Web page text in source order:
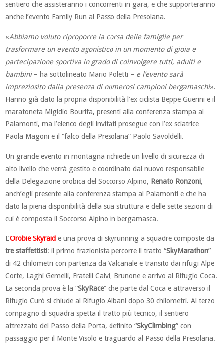
sentiero che assisteranno i concorrenti in gara, e che supporteranno
anche l’evento Family Run al Passo della Presolana.
«Abbiamo voluto riproporre la corsa delle famiglie per
trasformare un evento agonistico in un momento di gioia e
partecipazione sportiva in grado di coinvolgere tutti, adulti e
bambini– ha sottolineato Mario Poletti – e l’evento sarà
impreziosito dalla presenza di numerosi campioni bergamaschi».
Hanno già dato la propria disponibilità l’ex ciclista Beppe Guerini e il
maratoneta Migidio Bourifa, presenti alla conferenza stampa al
Palamonti, ma l’elenco degli invitati prosegue con l’ex sciatrice
Paola Magoni e il “falco della Presolana” Paolo Savoldelli.
Un grande evento in montagna richiede un livello di sicurezza di
alto livello che verrà gestito e coordinato dal nuovo responsabile
della Delegazione orobica del Soccorso Alpino, Renato Ronzoni,
anch’egli presente alla conferenza stampa al Palamonti e che ha
dato la piena disponibilità della sua struttura e delle sette sezioni di
cui è composta il Soccorso Alpino in bergamasca.
L’Orobie Skyraid è una prova di skyrunning a squadre composte da
tre staffettisti: il primo frazionista percorre il tratto “SkyMarathon”
di 42 chilometri con partenza da Valcanale e transito dai rifugi Alpe
Corte, Laghi Gemelli, Fratelli Calvi, Brunone e arrivo al Rifugio Coca.
La seconda prova è la “SkyRace” che parte dal Coca e attraverso il
Rifugio Curò si chiude al Rifugio Albani dopo 30 chilometri. Al terzo
compagno di squadra spetta il tratto più tecnico, il sentiero
attrezzato del Passo della Porta, definito “SkyClimbing” con
passaggio per il Monte Visolo e traguardo al Passo della Presolana.